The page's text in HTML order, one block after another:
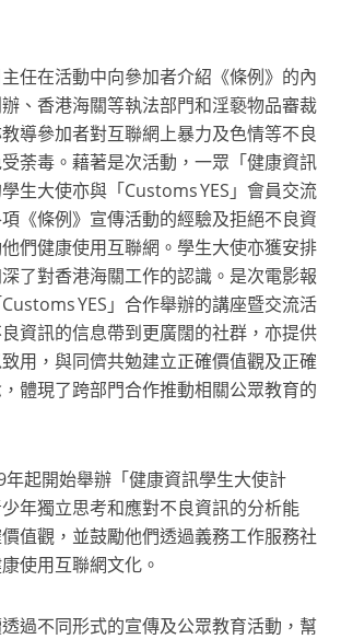
任在活動中向參加者介紹《條例》的內
、香港海關等執法部門和淫褻物品審裁
導參加者對互聯網上暴力及色情等不良
荼毒。藉著是次活動，一眾「健康資訊
生大使亦與「Customs YES」會員交流
《條例》宣傳活動的經驗及拒絕不良資
們健康使用互聯網。學生大使亦獲安排
了對香港海關工作的認識。是次電影報
YES」合作舉辦的講座暨交流活
資訊的信息帶到更廣闊的社群，亦提供
用，與同儕共勉建立正確價值觀及正確
體現了跨部門合作推動相關公眾教育的
起開始舉辦「健康資訊學生大使計
年獨立思考和應對不良資訊的分析能
值觀，並鼓勵他們透過義務工作服務社
使用互聯網文化。
過不同形式的宣傳及公眾教育活動，幫